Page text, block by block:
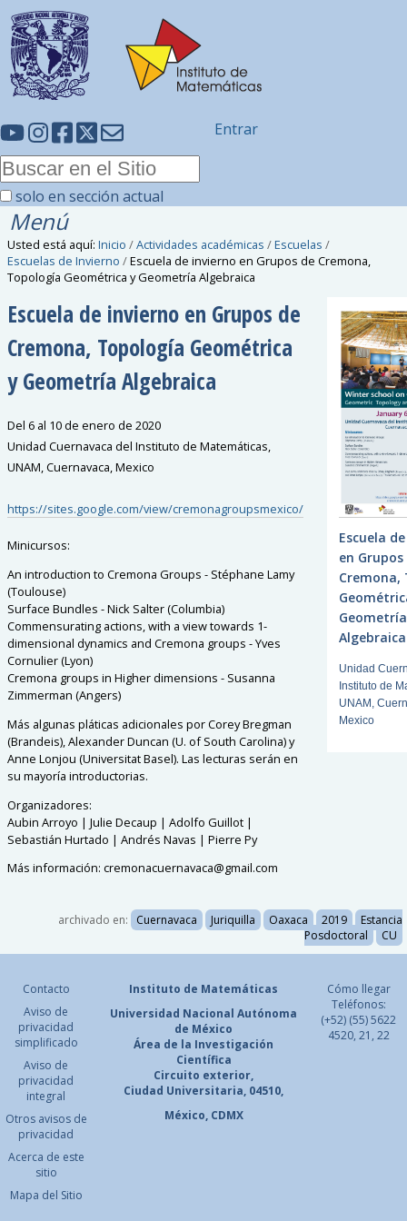
solo en sección actual
Entrar
Menú
Usted está aquí: Inicio /Actividades académicas /Escuelas /
Escuelas de Invierno /Escuela de invierno en Grupos de Cremona,
Topología Geométrica y Geometría Algebraica
Escuela de invierno en Grupos de
Cremona, Topología Geométrica
y Geometría Algebraica
Del 6 al 10 de enero de 2020
Unidad Cuernavaca del Instituto de Matemáticas,
UNAM, Cuernavaca, Mexico
https://sites.google.com/view/cremonagroupsmexico/
Minicursos:
An introduction to Cremona Groups - Stéphane Lamy
(Toulouse)
Surface Bundles - Nick Salter (Columbia)
Commensurating actions, with a view towards 1-
dimensional dynamics and Cremona groups - Yves
Cornulier (Lyon)
Cremona groups in Higher dimensions - Susanna
Zimmerman (Angers)
Más algunas pláticas adicionales por Corey Bregman
(Brandeis), Alexander Duncan (U. of South Carolina) y
Anne Lonjou (Universitat Basel). Las lecturas serán en
su mayoría introductorias.
Organizadores:
Aubin Arroyo | Julie Decaup | Adolfo Guillot |
Sebastián Hurtado | Andrés Navas | Pierre Py
Más información: cremonacuernavaca@gmail.com
Escuela
en Grupos
Cremona,
Geometría
Algebraica
Unidad
Instituto de
UNAM,
Mexico
archivado en: Cuernavaca Juriquilla Oaxaca 2019
Estancia
Posdoctoral
CU
Contacto
Aviso de
privacidad
simplificado
Aviso de
privacidad
integral
Otros avisos de
privacidad
Acerca de este
sitio
Mapa del Sitio
Instituto de Matemáticas
Universidad Nacional Autónoma
de México
Área de la Investigación
Científica
Circuito exterior,
Ciudad Universitaria, 04510,
México, CDMX
Cómo llegar
Teléfonos:
(+52) (55) 5622
4520, 21, 22